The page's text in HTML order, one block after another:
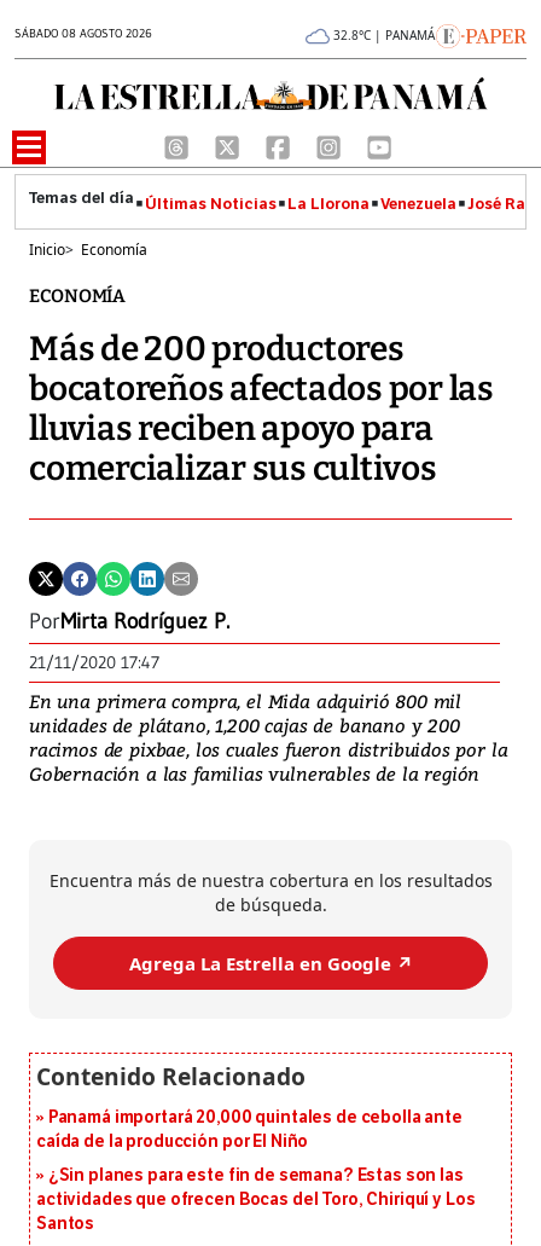
SÁBADO 08 AGOSTO 2026 32.8°C | PANAMÁ
Últimas Noticias La Llorona Venezuela José
Inicio> Economía
ECONOMÍA
Más de 200 productores
bocatoreños afectados por las
lluvias reciben apoyo para
comercializar sus cultivos
PorMirta Rodríguez P.
21/11/2020 17:47
En una primera compra, el Mida adquirió 800 mil
unidades de plátano, 1,200 cajas de banano y 200
racimos de pixbae, los cuales fueron distribuidos por la
Gobernación a las familias vulnerables de la región
Encuentra más de nuestra cobertura en los resultados
de búsqueda.
Agrega La Estrella en Google ↗️
Panamá importará 20,000 quintales de cebolla ante
caída de la producción por El Niño
¿Sin planes para este fin de semana? Estas son las
actividades que ofrecen Bocas del Toro, Chiriquí y Los
Santos